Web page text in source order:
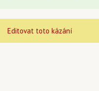
Editovat toto kázání